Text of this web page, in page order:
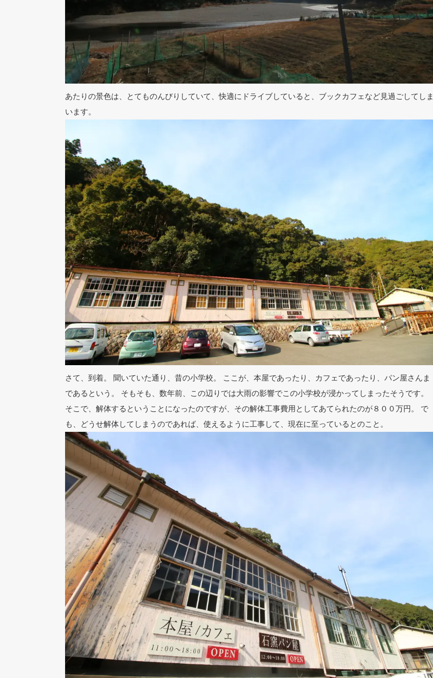
あたりの景色は、とてものんびりしていて、快適にドライブしていると、ブックカフェなど見過ごしてしま
います。
さて、到着。 聞いていた通り、昔の小学校。 ここが、本屋であったり、カフェであったり、パン屋さんま
であるという。 そもそも、数年前、この辺りでは大雨の影響でこの小学校が浸かってしまったそうです。
そこで、解体するということになったのですが、その解体工事費用としてあてられたのが８００万円。 で
も、どうせ解体してしまうのであれば、使えるように工事して、現在に至っているとのこと。